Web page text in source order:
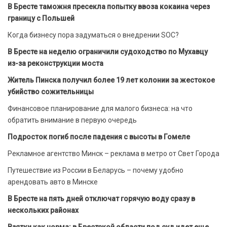
В Бресте таможня пресекла попытку ввоза кокаина через
границу с Польшей
Когда бизнесу пора задуматься о внедрении SOC?
В Бресте на неделю ограничили судоходство по Мухавцу
из-за реконструкции моста
Житель Пинска получил более 19 лет колонии за жестокое
убийство сожительницы
Финансовое планирование для малого бизнеса: на что
обратить внимание в первую очередь
Подросток погиб после падения с высоты в Гомеле
Рекламное агентство Минск – реклама в метро от Свет Города
Путешествие из России в Беларусь – почему удобно
арендовать авто в Минске
В Бресте на пять дней отключат горячую воду сразу в
нескольких районах